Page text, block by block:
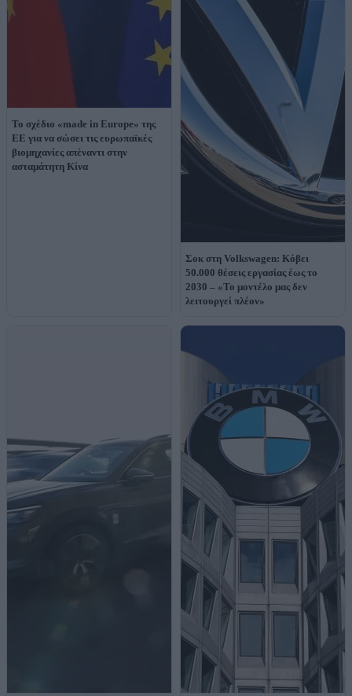
Το σχέδιο «made in Europe» της
ΕΕ για να σώσει τις ευρωπαϊκές
βιομηχανίες απέναντι στην
ασταμάτητη Κίνα
Σοκ στη Volkswagen: Κόβει
50.000 θέσεις εργασίας έως το
2030 – «Το μοντέλο μας δεν
λειτουργεί πλέον»